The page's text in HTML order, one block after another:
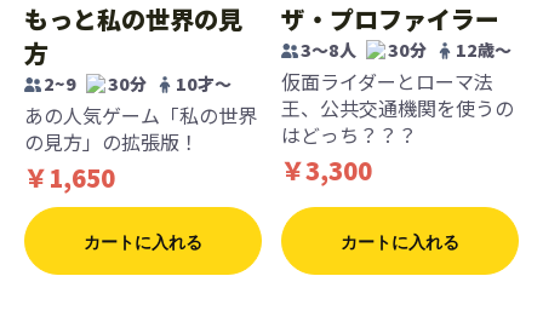
もっと私の世界の見
方
2~9 30分 10才〜
あの人気ゲーム「私の世界
の見方」の拡張版！
￥1,650
カートに入れる
ザ・プロファイラー
3～8人 30分 12歳〜
仮面ライダーとローマ法
王、公共交通機関を使うの
はどっち？？？
￥3,300
カートに入れる